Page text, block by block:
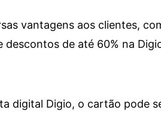
vantagens aos clientes,
de até 60% na
digital Digio, o cartão pode